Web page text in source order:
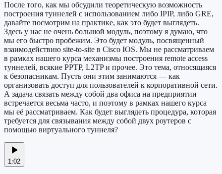
После того, как мы обсудили теоретическую возможность
построения туннелей с использованием либо IPIP, либо GRE,
давайте посмотрим на практике, как это будет выглядеть.
Здесь у нас не очень большой модуль, поэтому я думаю, что
мы его быстро пробежим. Это будет модуль, посвященный
взаимодействию site-to-site в Cisco IOS. Мы не рассматриваем
в рамках нашего курса механизмы построения remote access
туннелей, всякие PPTP, L2TP и прочее. Это тема, относящаяся
к безопасникам. Пусть они этим занимаются — как
организовать доступ для пользователей к корпоративной сети.
А задача связать между собой два офиса на предприятии
встречается весьма часто, и поэтому в рамках нашего курса
мы её рассматриваем. Как будет выглядеть процедура, которая
требуется для связывания между собой двух роутеров с
помощью виртуального туннеля?
1:02